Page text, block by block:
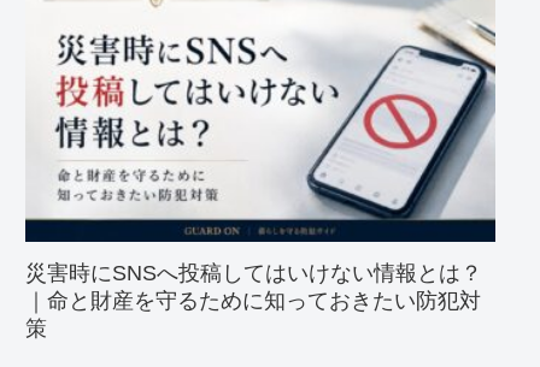
災害時にSNSへ投稿してはいけない情報とは？
｜命と財産を守るために知っておきたい防犯対
策